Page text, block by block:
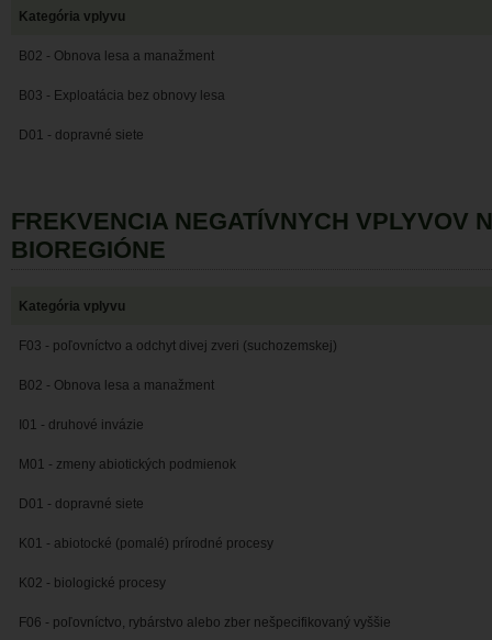
Kategória vplyvu
B02 - Obnova lesa a manažment
B03 - Exploatácia bez obnovy lesa
D01 - dopravné siete
FREKVENCIA NEGATÍVNYCH VPLYVOV
BIOREGIÓNE
Kategória vplyvu
F03 - poľovníctvo a odchyt divej zveri (suchozemskej)
B02 - Obnova lesa a manažment
I01 - druhové invázie
M01 - zmeny abiotických podmienok
D01 - dopravné siete
K01 - abiotocké (pomalé) prírodné procesy
K02 - biologické procesy
F06 - poľovníctvo, rybárstvo alebo zber nešpecifikovaný vyššie